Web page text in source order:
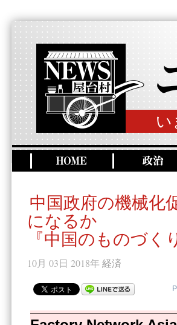
い
中国政府の機械化
になるか
『中国のものづく
10月 03日 2018年 経済